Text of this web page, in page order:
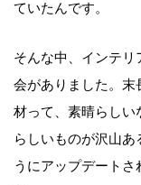
ていたんです。
そんな中、インテ
会がありました。末
材って、素晴らしい
らしいものが沢山あ
うにアップデート